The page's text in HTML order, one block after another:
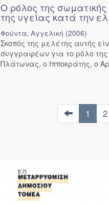
Ο ρόλος της
της υγείας κατά την
Φούντα, Αγγελική (2006)
Σκοπός της μελέτης αυτής
συγγραφέων για το ρόλο
Πλάτωνας, ο Ιπποκράτης, ο
1 2